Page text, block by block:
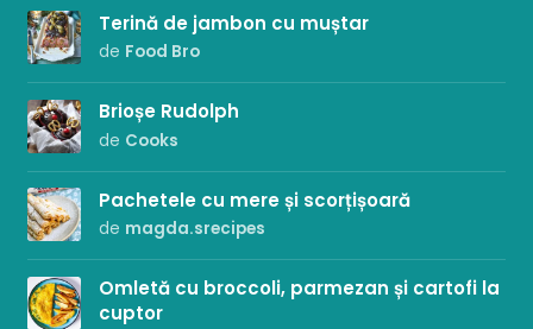
Terină de jambon cu muștar
de Food Bro
Brioșe Rudolph
de Cooks
Pachetele cu mere și scorțișoară
de magda.srecipes
Omletă cu broccoli, parmezan și cartofi la
cuptor